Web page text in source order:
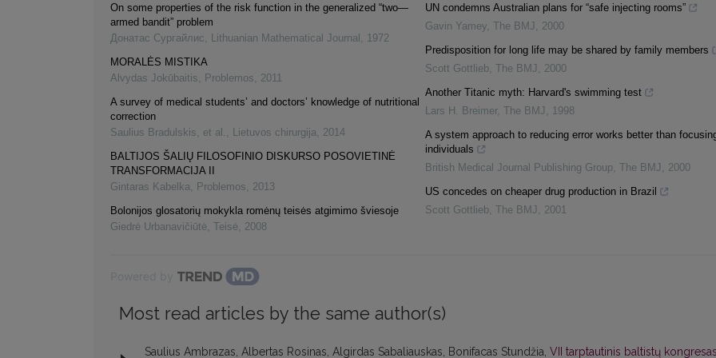
On some properties of the risk function in the generalized “two—
armed bandit” problem
Донатас Сургайлис, Lithuanian Mathematical Journal , 1972
MORALĖS MISTIKA
Alvydas Jokūbaitis, Problemos, 2011
A survey of medical students’ and doctors’ knowledge of nutritional
correction
Saulius Bradulskis, et al. , Lietuvos chirurgija, 2014
BALTIJOS ŠALIŲ FILOSOFINIO DISKURSO POSOVIETINĖ
TRANSFORMACIJA II
Gintaras Kabelka, Problemos, 2013
Bolonijos glosatorių mokykla romėnų teisės atgimimo šviesoje
Giedrė Urbanavičiūtė, Teisė, 2008
UN condemns Australian plans for “safe injecting rooms”
Gavin Yamey, The BMJ , 2000
Predisposition for long life may be shared by family members
Scott Gottlieb, The BMJ , 2000
Another Titanic myth: Harvard's swimming test
Lars H. Breimer, The BMJ , 1998
A system approach to reducing error works better than
individuals
British Medical Journal Publishing Group, The BMJ , 2000
US concedes on cheaper drug production in Brazil
Scott Gottlieb, The BMJ , 2001
Most read articles by the same author(s)
Saulius Ambrazas, Albertas Rosinas, Algirdas Sabaliauskas, Bonifacas Stundžia, VII tarptautinis baltistų kongresas